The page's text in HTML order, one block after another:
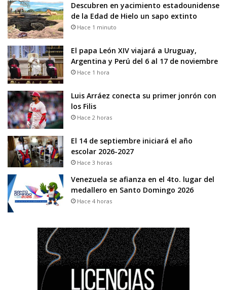
Descubren en yacimiento estadounidense
de la Edad de Hielo un sapo extinto
Hace 1 minuto
El papa León XIV viajará a Uruguay,
Argentina y Perú del 6 al 17 de noviembre
Hace 1 hora
Luis Arráez conecta su primer jonrón con
los Filis
Hace 2 horas
El 14 de septiembre iniciará el año
escolar 2026-2027
Hace 3 horas
Venezuela se afianza en el 4to. lugar del
medallero en Santo Domingo 2026
Hace 4 horas